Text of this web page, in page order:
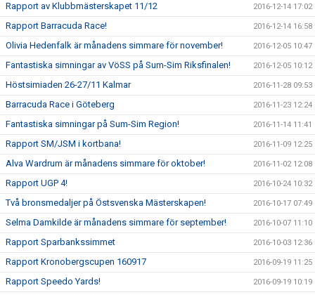
Rapport av Klubbmästerskapet 11/12 2016-12-14 17:02
Rapport Barracuda Race! 2016-12-14 16:58
Olivia Hedenfalk är månadens simmare för november! 2016-12-05 10:47
Fantastiska simningar av VöSS på Sum-Sim Riksfinalen! 2016-12-05 10:12
Höstsimiaden 26-27/11 Kalmar 2016-11-28 09:53
Barracuda Race i Göteberg 2016-11-23 12:24
Fantastiska simningar på Sum-Sim Region! 2016-11-14 11:41
Rapport SM/JSM i kortbana! 2016-11-09 12:25
Alva Wardrum är månadens simmare för oktober! 2016-11-02 12:08
Rapport UGP 4! 2016-10-24 10:32
Två bronsmedaljer på Östsvenska Mästerskapen! 2016-10-17 07:49
Selma Damkilde är månadens simmare för september! 2016-10-07 11:10
Rapport Sparbankssimmet 2016-10-03 12:36
Rapport Kronobergscupen 160917 2016-09-19 11:25
Rapport Speedo Yards! 2016-09-19 10:19